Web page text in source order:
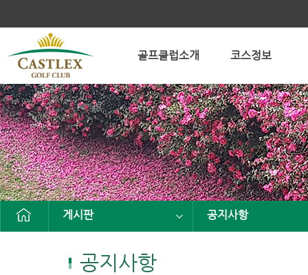
골프클럽소개 코스정보
게시판 공지사항
공지사항